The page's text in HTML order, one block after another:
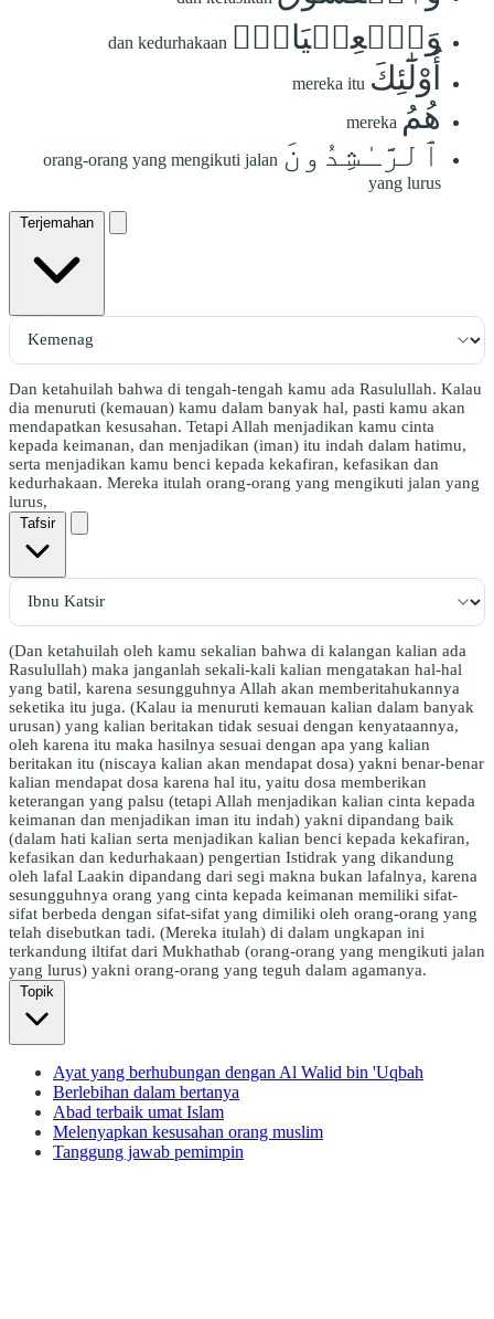
وَٱلۡعِصۡيَانَۚ dan kedurhakaan
أُوْلَٰٓئِكَ mereka itu
هُمُ mereka
ٱلرَّـٰشِدُونَ orang-orang yang mengikuti jalan
yang lurus
Terjemahan
Dan ketahuilah bahwa di tengah-tengah kamu ada Rasulullah. Kalau
dia menuruti (kemauan) kamu dalam banyak hal, pasti kamu akan
mendapatkan kesusahan. Tetapi Allah menjadikan kamu cinta
kepada keimanan, dan menjadikan (iman) itu indah dalam hatimu,
serta menjadikan kamu benci kepada kekafiran, kefasikan dan
kedurhakaan. Mereka itulah orang-orang yang mengikuti jalan yang
lurus,
Tafsir
(Dan ketahuilah oleh kamu sekalian bahwa di kalangan kalian ada
Rasulullah) maka janganlah sekali-kali kalian mengatakan hal-hal
yang batil, karena sesungguhnya Allah akan memberitahukannya
seketika itu juga. (Kalau ia menuruti kemauan kalian dalam banyak
urusan) yang kalian beritakan tidak sesuai dengan kenyataannya,
oleh karena itu maka hasilnya sesuai dengan apa yang kalian
beritakan itu (niscaya kalian akan mendapat dosa) yakni benar-benar
kalian mendapat dosa karena hal itu, yaitu dosa memberikan
keterangan yang palsu (tetapi Allah menjadikan kalian cinta kepada
keimanan dan menjadikan iman itu indah) yakni dipandang baik
(dalam hati kalian serta menjadikan kalian benci kepada kekafiran,
kefasikan dan kedurhakaan) pengertian Istidrak yang dikandung
oleh lafal Laakin dipandang dari segi makna bukan lafalnya, karena
sesungguhnya orang yang cinta kepada keimanan memiliki sifat-
sifat berbeda dengan sifat-sifat yang dimiliki oleh orang-orang yang
telah disebutkan tadi. (Mereka itulah) di dalam ungkapan ini
terkandung iltifat dari Mukhathab (orang-orang yang mengikuti jalan
yang lurus) yakni orang-orang yang teguh dalam agamanya.
Topik
Ayat yang berhubungan dengan Al Walid bin 'Uqbah
Berlebihan dalam bertanya
Abad terbaik umat Islam
Melenyapkan kesusahan orang muslim
Tanggung jawab pemimpin